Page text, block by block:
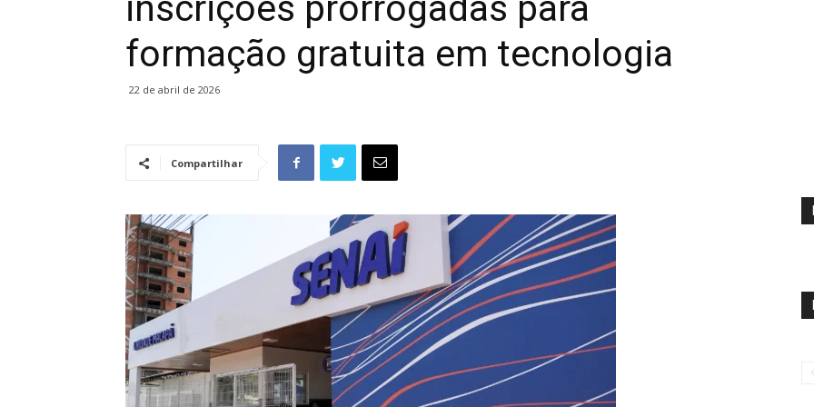
formação gratuita em tecnologia
22 de abril de 2026
Compartilhar